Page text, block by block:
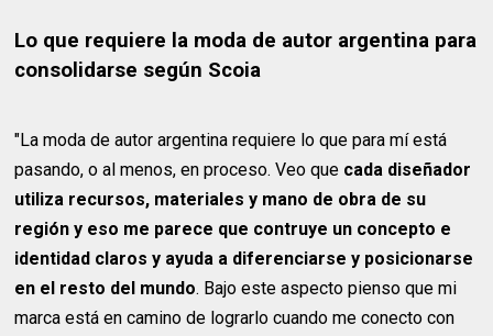
Lo que requiere la moda de autor argentina para
consolidarse según Scoia
"La moda de autor argentina requiere lo que para mí está
pasando, o al menos, en proceso. Veo que cada diseñador
utiliza recursos, materiales y mano de obra de su
región y eso me parece que contruye un concepto e
identidad claros y ayuda a diferenciarse y posicionarse
en el resto del mundo. Bajo este aspecto pienso que mi
marca está en camino de lograrlo cuando me conecto con